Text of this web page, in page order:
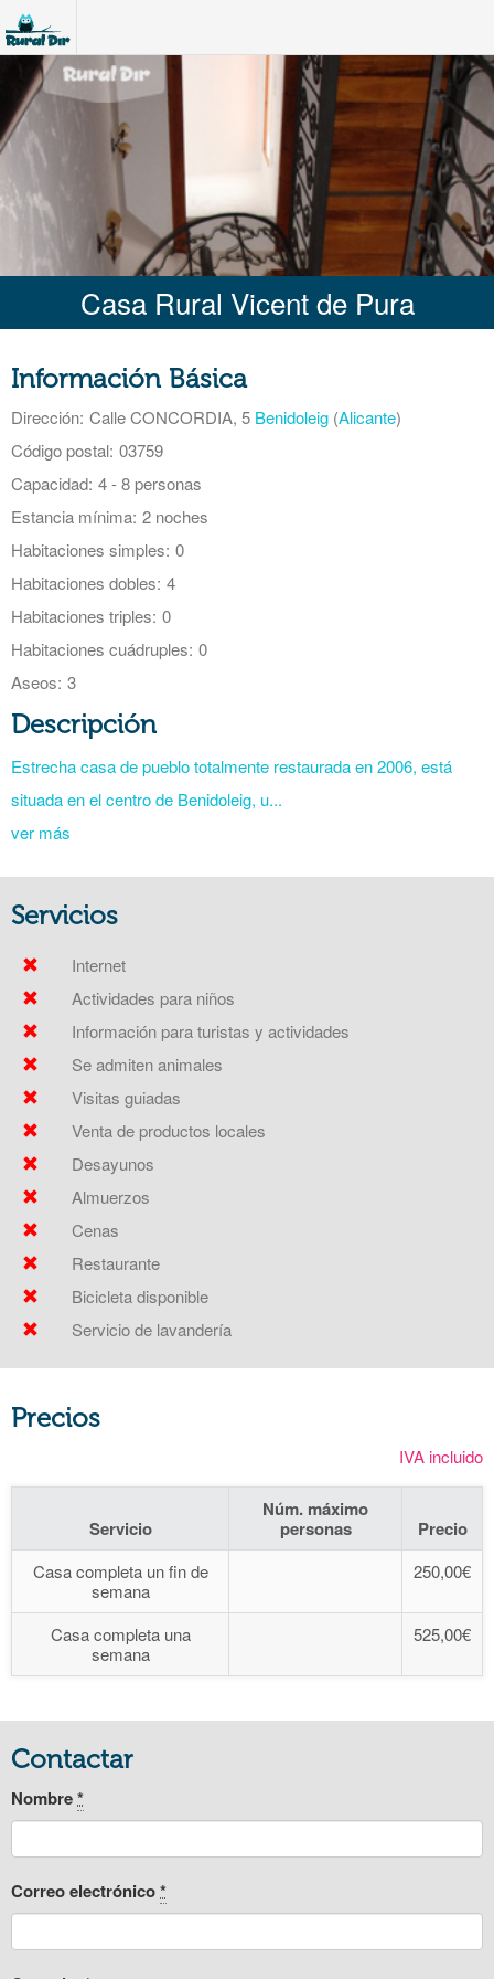
Casa Rural Vicent de Pura
Información Básica
Dirección: Calle CONCORDIA, 5 Benidoleig (Alicante)
Código postal: 03759
Capacidad: 4 - 8 personas
Estancia mínima: 2 noches
Habitaciones simples: 0
Habitaciones dobles: 4
Habitaciones triples: 0
Habitaciones cuádruples: 0
Aseos: 3
Descripción
Estrecha casa de pueblo totalmente restaurada en 2006, está
situada en el centro de Benidoleig, u...
ver más
Servicios
Internet
Actividades para niños
Información para turistas y actividades
Se admiten animales
Visitas guiadas
Venta de productos locales
Desayunos
Almuerzos
Cenas
Restaurante
Bicicleta disponible
Servicio de lavandería
Precios
IVA incluido
Servicio
Núm. máximo
personas
Precio
Casa completa un fin de
semana
250,00€
Casa completa una
semana
525,00€
Contactar
Nombre*
Correo electrónico*